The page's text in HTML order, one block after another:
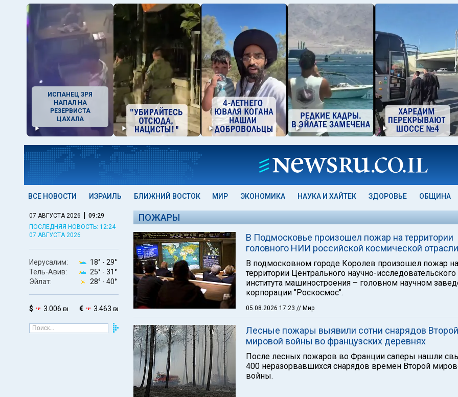
ИСПАНЕЦ ЗРЯ
НАПАЛ НА
РЕЗЕРВИСТА
ЦАХАЛА
ВСЕ НОВОСТИ ИЗРАИЛЬ БЛИЖНИЙ ВОСТОК МИР ЭКОНОМИКА НАУКА И ХАЙТЕК ЗДОРОВЬЕ ОБЩИНА
07 АВГУСТА 2026 | 09:29
ПОСЛЕДНЯЯ НОВОСТЬ: 12:24
07 АВГУСТА 2026
Иерусалим: 18° - 29°
Тель-Авив:
25° - 31°
Эйлат:
28° - 40°
$ 3.006 ₪ € 3.463 ₪
ПОЖАРЫ
В Подмосковье произошел пожар на территории
головного НИИ российской космической отрасли
В подмосковном городе Королев произошел пожар на
территории Центрального научно-исследовательского
института машиностроения – головном научном
корпорации "Роскосмос".
05.08.2026 17:23 // Мир
Лесные пожары выявили сотни снарядов Второй
мировой войны во французских деревнях
После лесных пожаров во Франции саперы нашли
400 неразорвавшихся снарядов времен Второй
войны.